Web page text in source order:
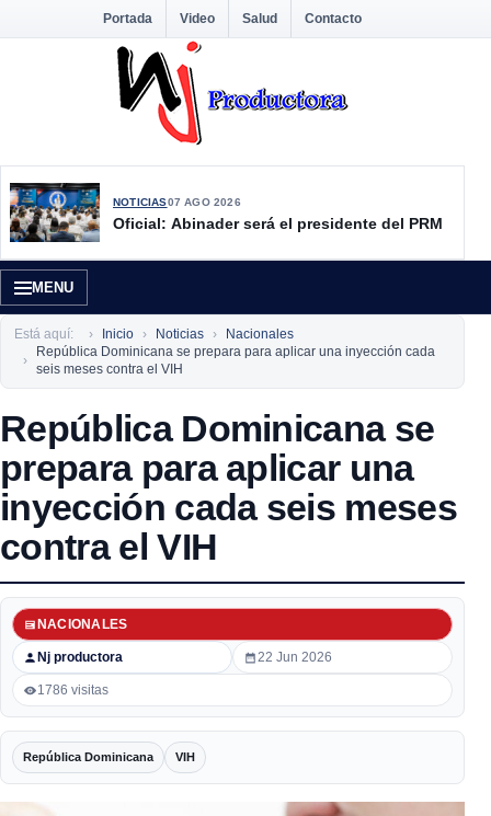
Portada Video Salud Contacto
NOTICIAS07 AGO 2026
Oficial: Abinader será el presidente del PRM
MENU
Está aquí: Inicio Noticias
Nacionales
República Dominicana se prepara para aplicar una inyección cada
seis meses contra el VIH
República Dominicana se
prepara para aplicar una
inyección cada seis meses
contra el VIH
Nj productora
NACIONALES
22 Jun 2026
1786 visitas
República Dominicana VIH